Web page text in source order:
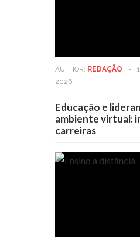
AUTHOR: REDAÇÃO -
2026
Educação e
ambiente virtual:
carreiras